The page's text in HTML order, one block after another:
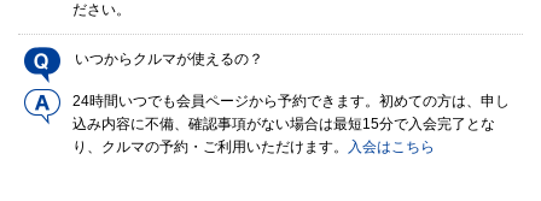
ださい。
いつからクルマが使えるの？
24時間いつでも会員ページから予約できます。初めての方は、申し
込み内容に不備、確認事項がない場合は最短15分で入会完了とな
り、クルマの予約・ご利用いただけます。
入会はこちら